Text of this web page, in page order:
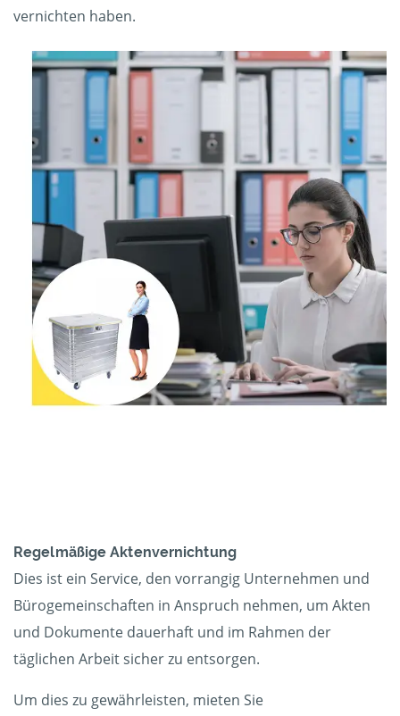
vernichten haben.
Regelmäßige Aktenvernichtung
Dies ist ein Service, den vorrangig Unternehmen und
Bürogemeinschaften in Anspruch nehmen, um Akten
und Dokumente dauerhaft und im Rahmen der
täglichen Arbeit sicher zu entsorgen.
Um dies zu gewährleisten, mieten Sie